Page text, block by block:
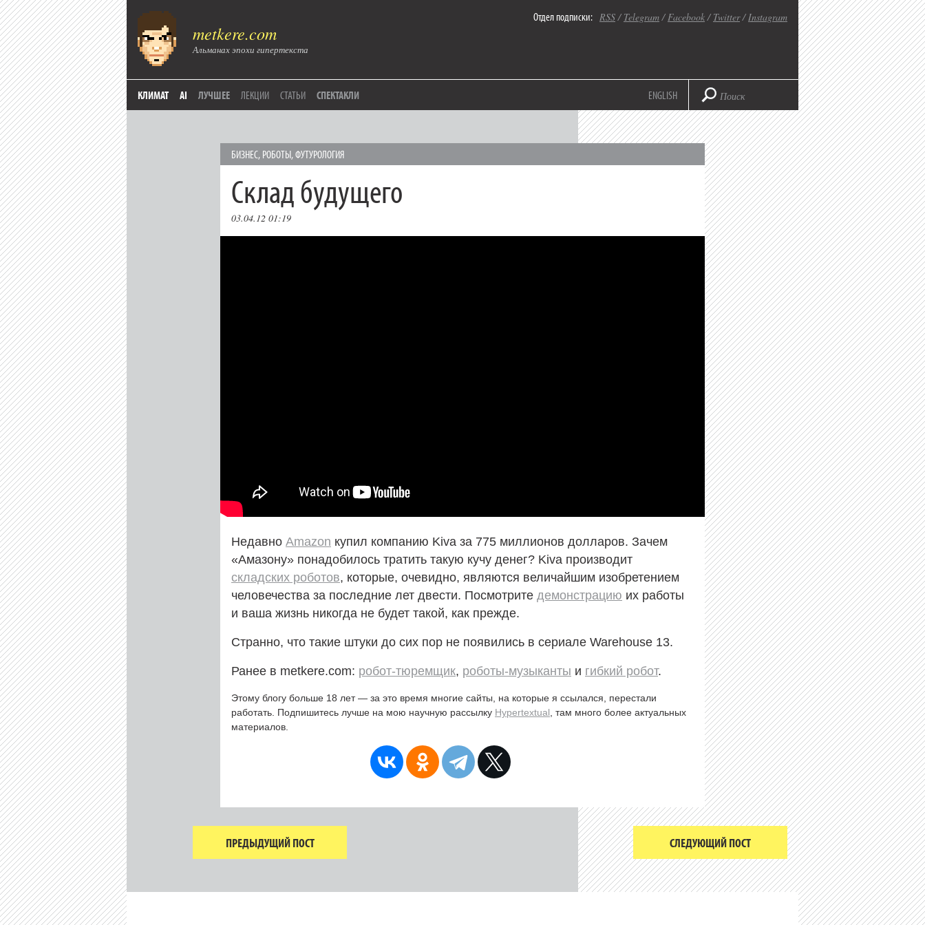
metkere.com
Альманах эпохи гипертекста
Отдел подписки: RSS/ Telegram/Facebook/ Twitter/Instagram
КЛИМАТ AI ЛУЧШЕЕ ЛЕКЦИИ СТАТЬИ СПЕКТАКЛИ ENGLISH
БИЗНЕС, РОБОТЫ,ФУТУРОЛОГИЯ
Склад будущего
03.04.12 01:19
Недавно Amazon купил компанию Kiva за 775 миллионов долларов. Зачем
«Амазону» понадобилось тратить такую кучу денег? Kiva производит
складских роботов, которые, очевидно, являются величайшим изобретением
человечества за последние лет двести. Посмотрите демонстрацию их работы
и ваша жизнь никогда не будет такой, как прежде.
Странно, что такие штуки до сих пор не появились в сериале Warehouse 13.
Ранее в metkere.com: робот-тюремщик, роботы-музыканты и гибкий робот.
Этому блогу больше 18 лет — за это время многие сайты, на которые я ссылался, перестали
работать. Подпишитесь лучше на мою научную рассылку Hypertextual , там много более актуальных
материалов.
ПРЕДЫДУЩИЙ ПОСТ СЛЕДУЮЩИЙ ПОСТ